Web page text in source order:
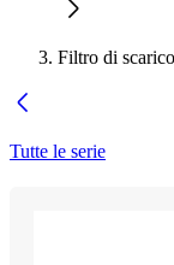
Filtro di
Tutte le serie